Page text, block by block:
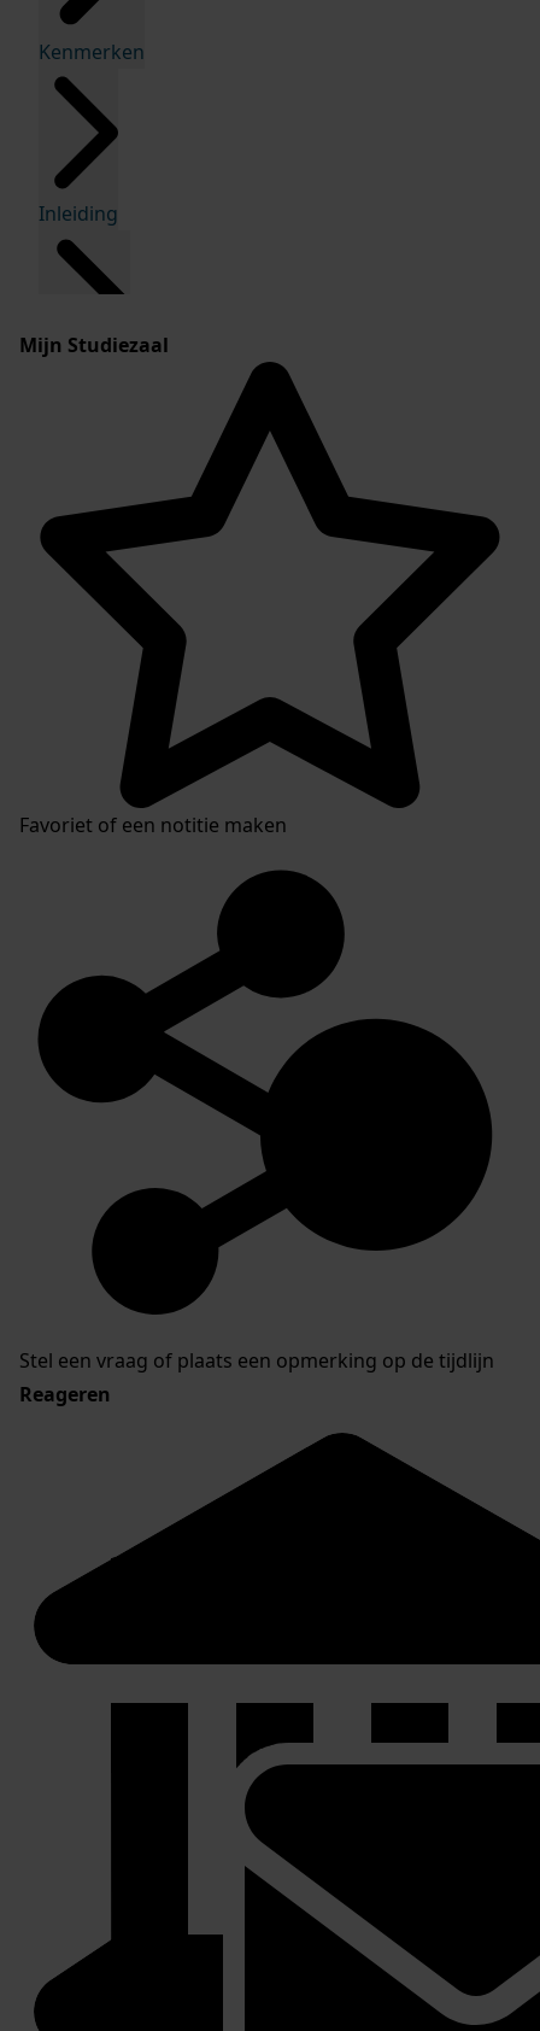
Kenmerken
Inleiding
Mijn Studiezaal
Favoriet of een notitie maken
Stel een vraag of plaats een opmerking op de tijdlijn
Reageren